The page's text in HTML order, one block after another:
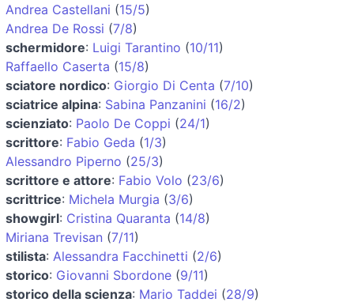
Andrea Castellani (15/5)
Andrea De Rossi (7/8)
schermidore: Luigi Tarantino (10/11)
Raffaello Caserta (15/8)
sciatore nordico: Giorgio Di Centa (7/10)
sciatrice alpina: Sabina Panzanini (16/2)
scienziato: Paolo De Coppi (24/1)
scrittore: Fabio Geda (1/3)
Alessandro Piperno (25/3)
scrittore e attore: Fabio Volo (23/6)
scrittrice: Michela Murgia (3/6)
showgirl: Cristina Quaranta (14/8)
Miriana Trevisan (7/11)
stilista: Alessandra Facchinetti (2/6)
storico: Giovanni Sbordone (9/11)
storico della scienza: Mario Taddei (28/9)